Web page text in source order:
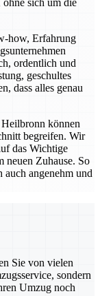
ohne sich um die
how, Erfahrung
ordentlich und
geschultes
dass alles genau
können
begreifen. Wir
das Wichtige
neuen Zuhause. So
angenehm und
Sie von vielen
sondern
Umzug noch